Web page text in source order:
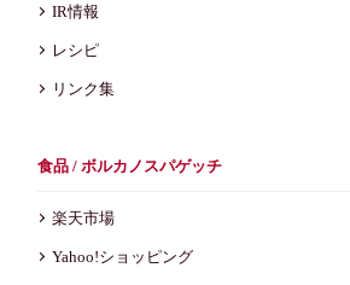
IR情報
レシピ
リンク集
食品 / ボルカノスパゲッチ
楽天市場
Yahoo!ショッピング